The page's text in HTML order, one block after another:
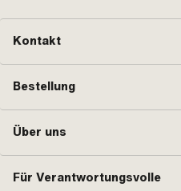
Kontakt
Bestellung
Über uns
Für Verantwortungsvolle